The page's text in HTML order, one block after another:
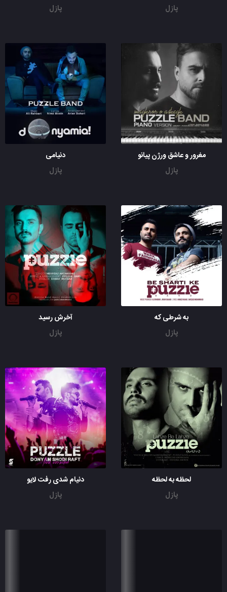
پازل
پازل
مغرور و عاشق ورژن پیانو
پازل
دنیامی
پازل
به شرطی که
پازل
آخرش رسید
پازل
لحظه به لحظه
پازل
دنیام شدی رفت لایو
پازل